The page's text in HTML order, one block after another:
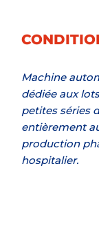
Machine
dédiée aux
petites séries
entièrement
production
hospitalier.